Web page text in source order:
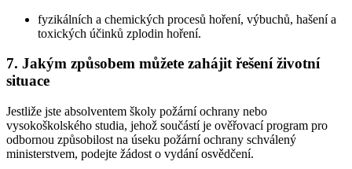
fyzikálních a chemických procesů hoření, výbuchů, hašení a
toxických účinků zplodin hoření.
7. Jakým způsobem můžete zahájit řešení životní
situace
Jestliže jste absolventem školy požární ochrany nebo
vysokoškolského studia, jehož součástí je ověřovací program pro
odbornou způsobilost na úseku požární ochrany schválený
ministerstvem, podejte žádost o vydání osvědčení.